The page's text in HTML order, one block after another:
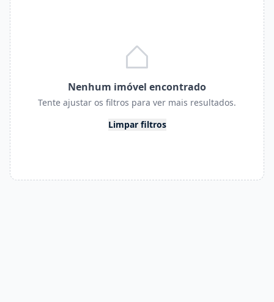
Nenhum imóvel encontrado
Tente ajustar os filtros para ver mais resultados.
Limpar filtros